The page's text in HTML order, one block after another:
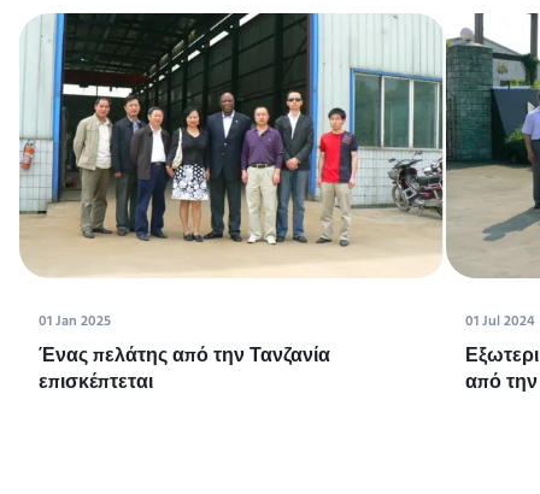
01 Jan 2025
Ένας πελάτης από την Τανζανία
επισκέπτεται
01 Jul 2024
από